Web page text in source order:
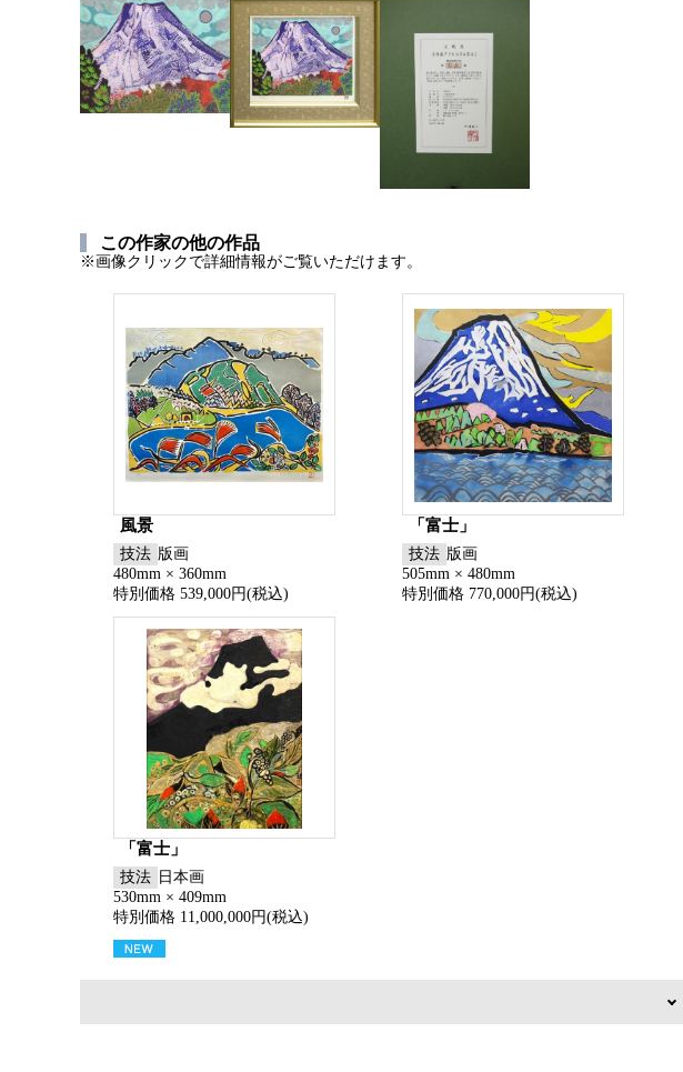
この作家の他の作品
※画像クリックで詳細情報がご覧いただけます。
風景
技法 版画
480mm × 360mm
特別価格 539,000円(税込)
「富士」
技法 版画
505mm × 480mm
特別価格 770,000円(税込)
「富士」
技法 日本画
530mm × 409mm
特別価格 11,000,000円(税込)